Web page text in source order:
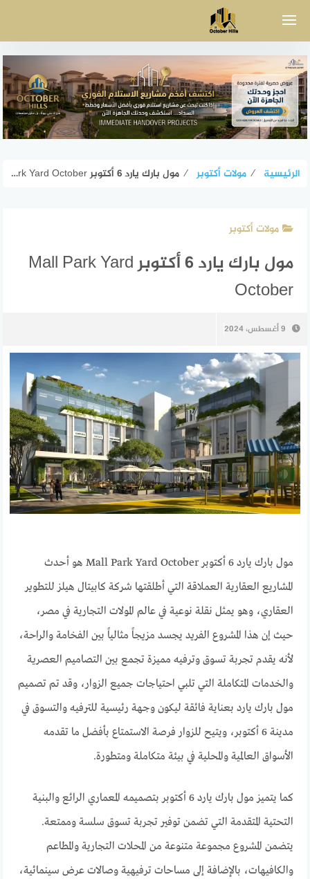
الرئيسية ⁄ مولات أكتوبر ⁄ مول بارك يارد 6 أكتوبر Mall Park Yard October
مولات أكتوبر
مول بارك يارد 6 أكتوبر Mall Park Yard
October
9 أغسطس، 2024
مول بارك يارد 6 أكتوبر Mall Park Yard October هو أحدث
المشاريع العقارية العملاقة التي أطلقتها شركة كابيتال هيلز للتطوير
العقاري، وهو يمثل نقلة نوعية في عالم المولات التجارية في مصر،
حيث إن هذا المشروع الفريد يجسد مزيجاً مثالياً بين الفخامة والراحة،
لأنه يقدم تجربة تسوق وترفيه مميزة تجمع بين التصاميم العصرية
والخدمات المتكاملة التي تلبي احتياجات جميع الزوار، وقد تم تصميم
مول بارك يارد بعناية فائقة ليكون وجهة رئيسية للترفيه والتسوق في
مدينة 6 أكتوبر، ويتيح للزوار فرصة الاستمتاع بأفضل ما تقدمه
الأسواق العالمية والمحلية في بيئة متكاملة ومتطورة.
كما يتميز مول بارك يارد 6 أكتوبر بتصميمه المعماري الرائع والبنية
التحتية المتقدمة التي تضمن توفير تجربة تسوق سلسة وممتعة.
يتضمن المشروع مجموعة متنوعة من المحلات التجارية والمطاعم
والكافيهات، بالإضافة إلى مساحات ترفيهية وصالات عرض سينمائية،